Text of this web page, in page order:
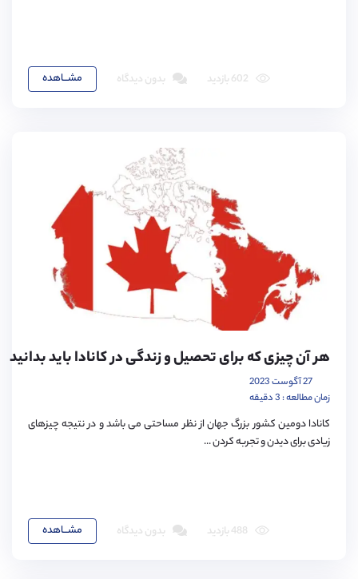
مشـــاهده بدون دیدگاه
هر آن چیزی که برای تحصیل و زندگی در کانادا باید بدانید
27 آگوست 2023
زمان مطالعه : 3 دقیقه
کانادا دومین کشور بزرگ جهان از نظر مساحتی می باشد و در نتیجه چیزهای
زیادی برای دیدن و تجربه کردن ...
مشـــاهده بدون دیدگاه